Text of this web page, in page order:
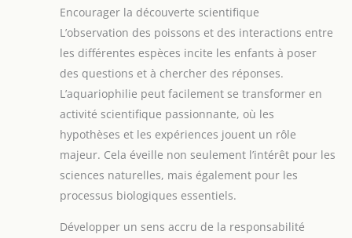
Encourager la découverte scientifique
L’observation des poissons et des interactions entre
les différentes espèces incite les enfants à poser
des questions et à chercher des réponses.
L’aquariophilie peut facilement se transformer en
activité scientifique passionnante, où les
hypothèses et les expériences jouent un rôle
majeur. Cela éveille non seulement l’intérêt pour les
sciences naturelles, mais également pour les
processus biologiques essentiels.
Développer un sens accru de la responsabilité